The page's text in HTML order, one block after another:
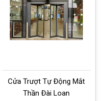
Cửa Trượt Tự Động Mắt
Thần Đài Loan